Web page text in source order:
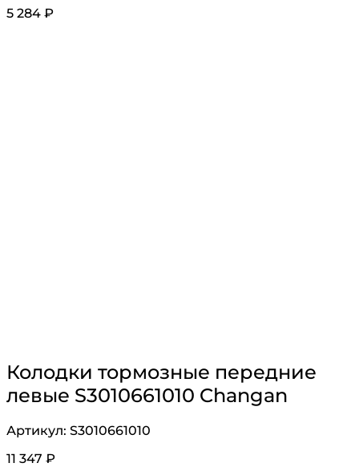
5 284 ₽
Колодки тормозные передние
левые S3010661010 Changan
Артикул: S3010661010
11 347 ₽